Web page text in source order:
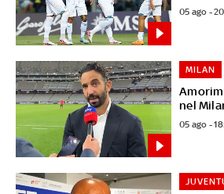
05 ago -
nel
MILAN
05 ago -